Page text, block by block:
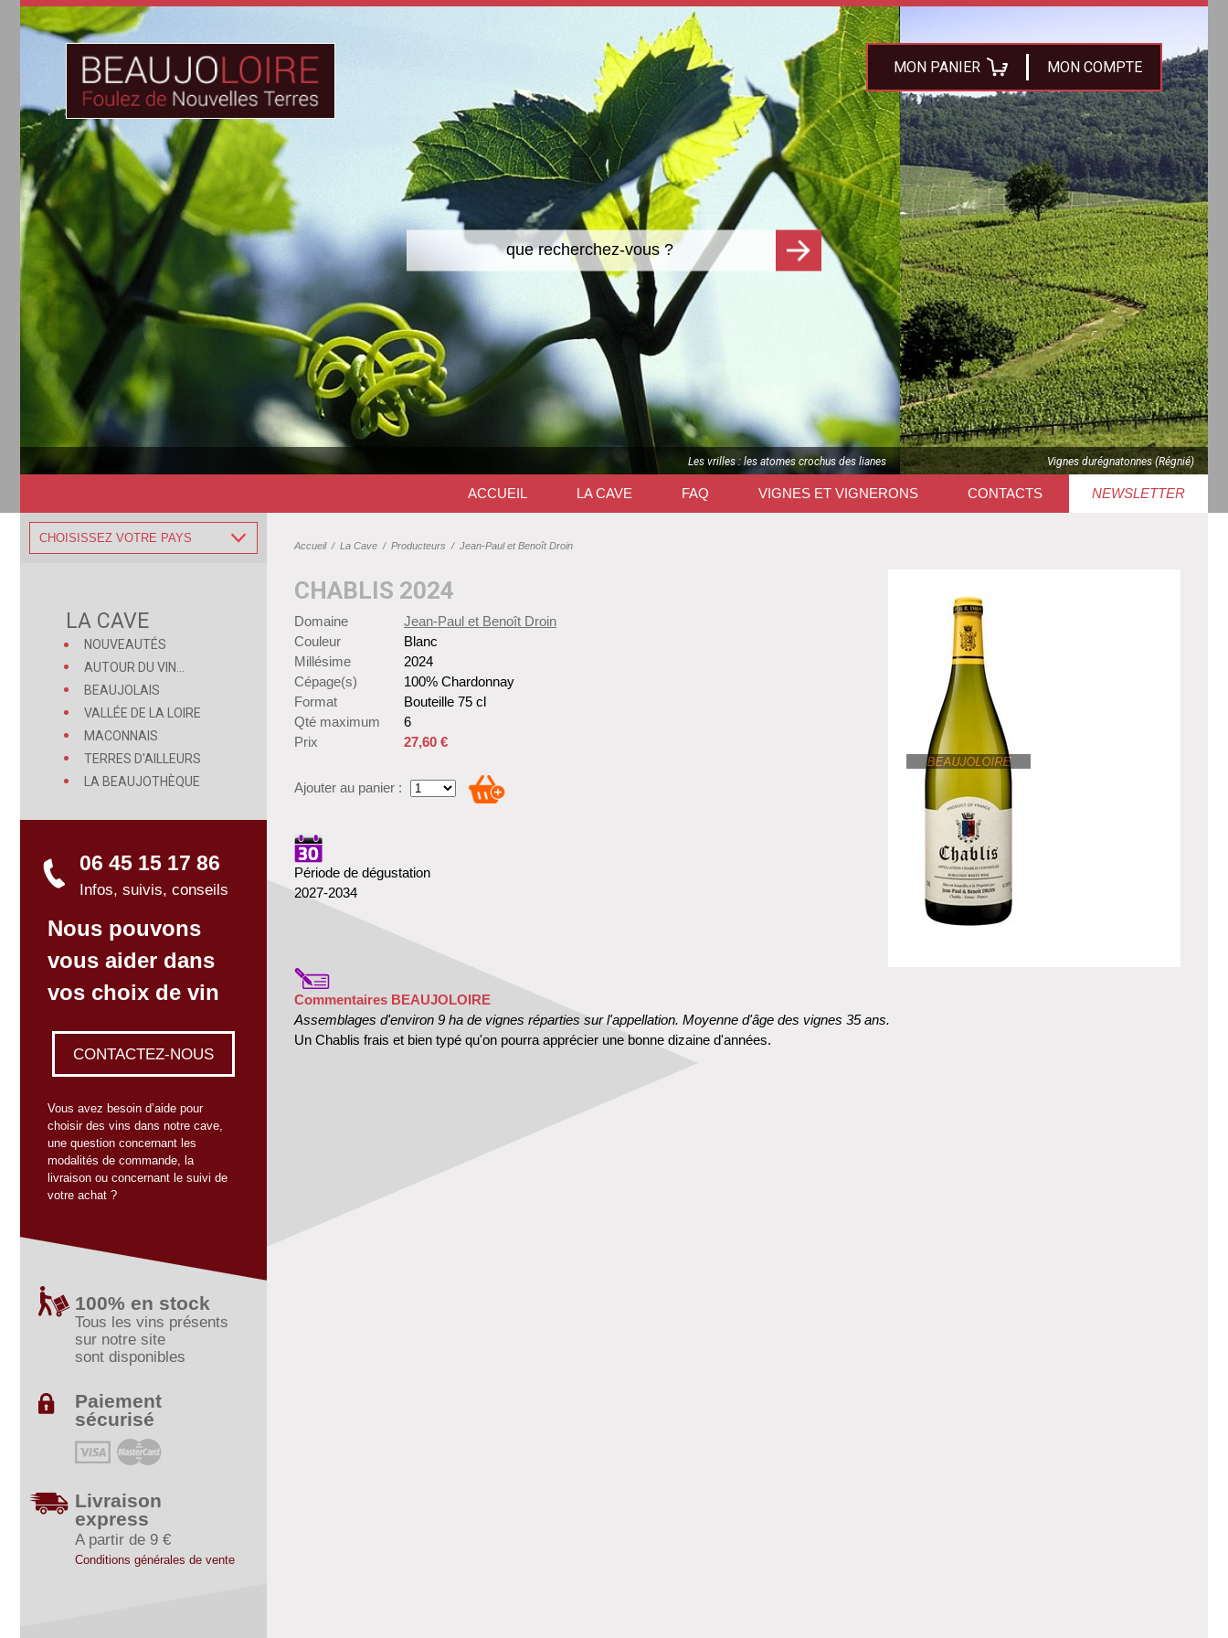
MON PANIER MON COMPTE
Les vrilles : les atomes crochus des lianes Vignes durégnatonnes (Régnié)
ACCUEIL LA CAVE FAQ VIGNES ET VIGNERONS CONTACTS NEWSLETTER
CHOISISSEZ VOTRE PAYS
LA CAVE
NOUVEAUTÉS
AUTOUR DU VIN...
BEAUJOLAIS
VALLÉE DE LA LOIRE
MACONNAIS
TERRES D'AILLEURS
LA BEAUJOTHÈQUE
06 45 15 17 86
Infos, suivis, conseils
Nous pouvons
vous aider dans
vos choix de vin
CONTACTEZ-NOUS
Vous avez besoin d’aide pour
choisir des vins dans notre cave,
une question concernant les
modalités de commande, la
livraison ou concernant le suivi de
votre achat ?
100% en stock
Tous les vins présents
sur notre site
sont disponibles
Paiement
sécurisé
Livraison
express
A partir de 9 €
Conditions générales de vente
Accueil/ La Cave / Producteurs / Jean-Paul et Benoît Droin
CHABLIS 2024
Domaine
Jean-Paul et Benoît Droin
Couleur
Blanc
Millésime
2024
Cépage(s)
100% Chardonnay
Format
Bouteille 75 cl
Qté maximum
6
Prix
27,60 €
Ajouter au panier :
Période de dégustation
2027-2034
Commentaires BEAUJOLOIRE
Assemblages d'environ 9 ha de vignes réparties sur l'appellation. Moyenne d'âge des vignes 35 ans.
Un Chablis frais et bien typé qu'on pourra apprécier une bonne dizaine d'années.